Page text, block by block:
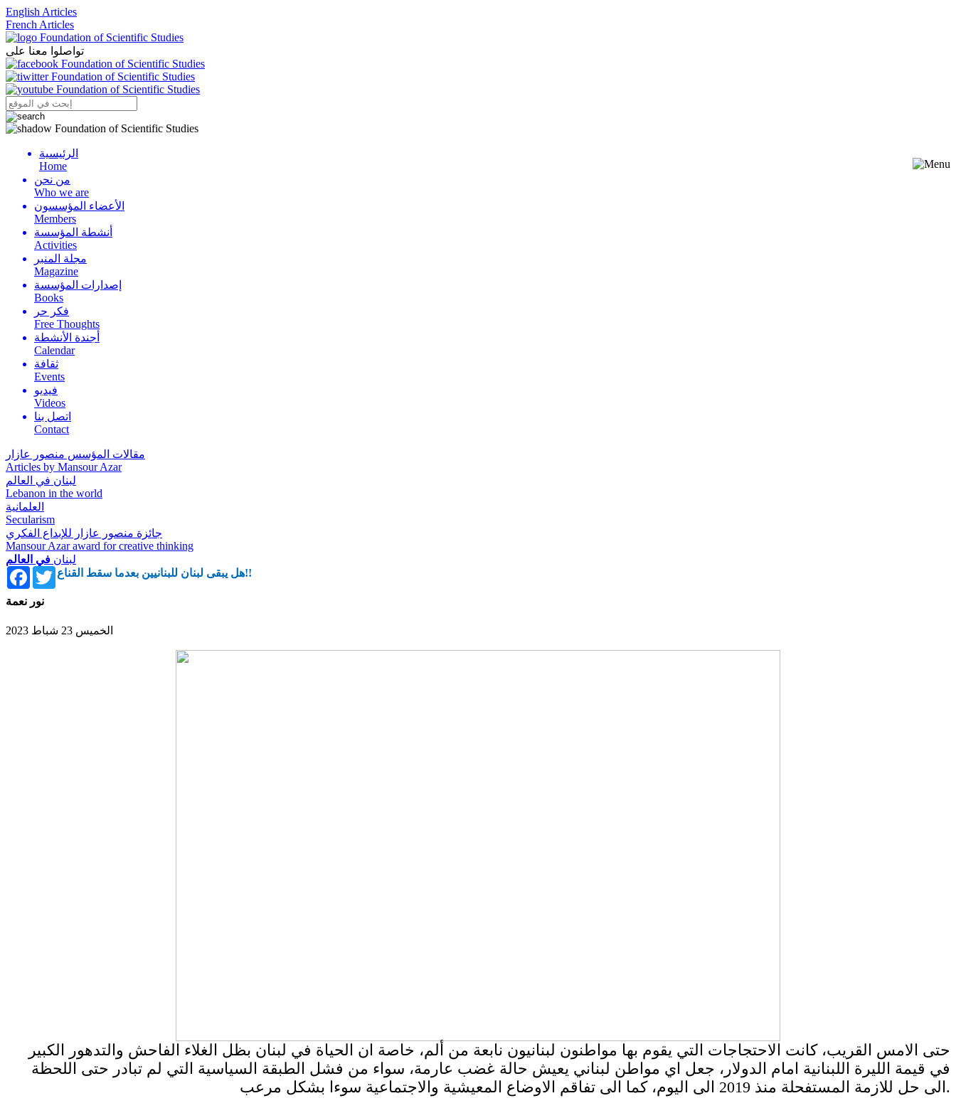
English Articles
French Articles
تواصلوا معنا على
Menu
الرئيسية
Home
من نحن
Who we are
الأعضاء المؤسسون
Members
أنشطة المؤسسة
Activities
مجلة المنبر
Magazine
إصدارات المؤسسة
Books
فكر حر
Free Thoughts
أجندة الأنشطة
Calendar
ثقافة
Events
فيديو
Videos
اتصل بنا
Contact
مقالات المؤسس منصور عازار
Articles by Mansour Azar
لبنان في العالم
Lebanon in the world
العلمانية
Secularism
جائزة منصور عازار للإبداع الفكري
Mansour Azar award for creative thinking
لبنان في العالم
Facebook
Twitter هل يبقى لبنان للبنانيين بعدما سقط القناع!!
نور نعمة
الخميس 23 شباط 2023
حتى الامس القريب، كانت الاحتجاجات التي يقوم بها مواطنون لبنانيون نابعة من ألم، خاصة ان الحياة في لبنان بظل الغلاء الفاحش والتدهور الكبير
في قيمة الليرة اللبنانية امام الدولار، جعل اي مواطن لبناني يعيش حالة غضب عارمة، سواء من فشل الطبقة السياسية التي لم تبادر حتى اللحظة
الى حل للازمة المستفحلة منذ 2019 الى اليوم، كما الى تفاقم الاوضاع المعيشية والاجتماعية سوءا بشكل مرعب.